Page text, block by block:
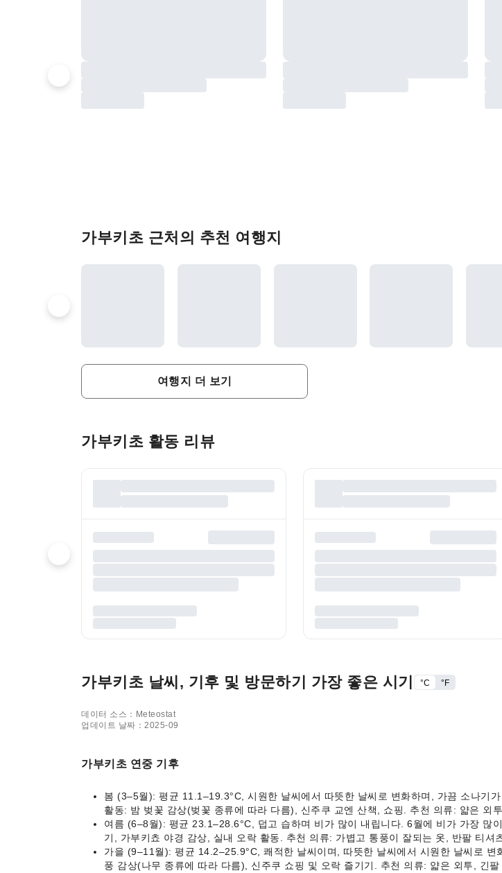
가부키초 근처의 추천 여행지
여행지 더 보기
가부키초 활동 리뷰
가부키초 날씨, 기후 및 방문하기 가장 좋은 시기 °C °F
데이터 소스：Meteostat
업데이트 날짜：2025-09
가부키초 연중 기후
봄 (3–5월): 평균 11.1–19.3°C, 시원한 날씨에서 따뜻한 날씨로 변화하며, 가끔 소나기
활동: 밤 벚꽃 감상(벚꽃 종류에 따라 다름), 신주쿠 교엔 산책, 쇼핑. 추천 의류: 얇은 외
여름 (6–8월): 평균 23.1–28.6°C, 덥고 습하며 비가 많이 내립니다. 6월에 비가 가장 많
기, 가부키쵸 야경 감상, 실내 오락 활동. 추천 의류: 가볍고 통풍이 잘되는 옷, 반팔 티셔
가을 (9–11월): 평균 14.2–25.9°C, 쾌적한 날씨이며, 따뜻한 날씨에서 시원한 날씨로
풍 감상(나무 종류에 따라 다름), 신주쿠 쇼핑 및 오락 즐기기. 추천 의류: 얇은 외투, 긴